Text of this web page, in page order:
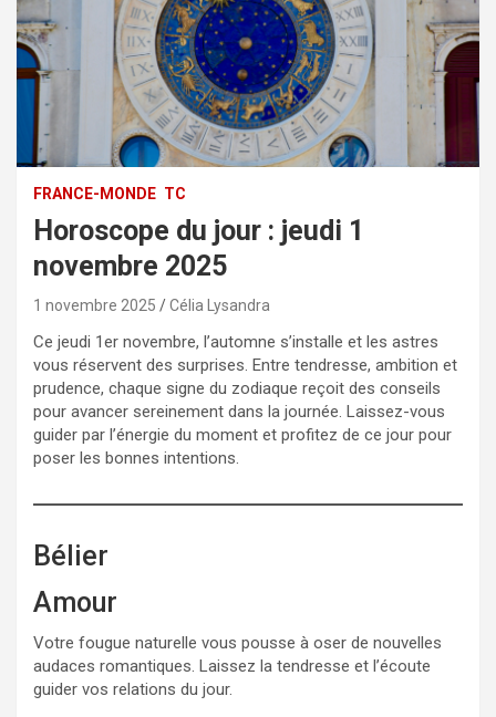
FRANCE-MONDE TC
Horoscope du jour : jeudi 1
novembre 2025
1 novembre 2025 Célia Lysandra
Ce jeudi 1er novembre, l’automne s’installe et les astres
vous réservent des surprises. Entre tendresse, ambition et
prudence, chaque signe du zodiaque reçoit des conseils
pour avancer sereinement dans la journée. Laissez-vous
guider par l’énergie du moment et profitez de ce jour pour
poser les bonnes intentions.
Bélier
Amour
Votre fougue naturelle vous pousse à oser de nouvelles
audaces romantiques. Laissez la tendresse et l’écoute
guider vos relations du jour.